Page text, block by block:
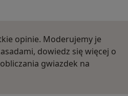
opinie. Moderujemy je
dowiedz się więcej o
gwiazdek na